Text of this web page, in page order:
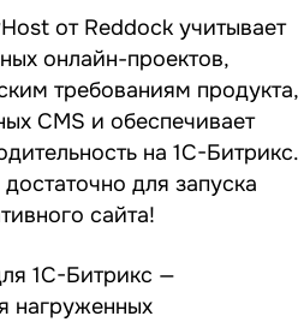
от Reddock учитывает
онлайн-проектов,
требованиям продукта,
CMS и обеспечивает
на 1С-Битрикс.
для запуска
сайта!
1С-Битрикс —
нагруженных